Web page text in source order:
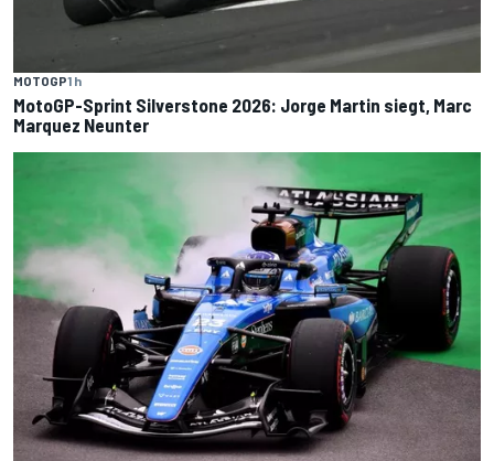
MOTOGP1 h
MotoGP-Sprint Silverstone 2026: Jorge Martin siegt, Marc
Marquez Neunter